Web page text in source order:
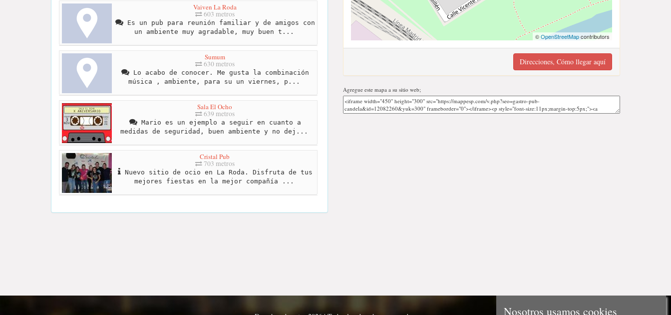
Vaiven La Roda
603 metros
Es un pub para reunión familiar y de amigos con
un ambiente muy agradable, muy buen t...
Sumum
630 metros
Lo acabo de conocer. Me gusta la combinación
música , ambiente, para su un viernes, p...
Sala El Ocho
639 metros
Mario es un ejemplo a seguir en cuanto a
medidas de seguridad, buen ambiente y no dej...
Cristal Pub
703 metros
Nuevo sitio de ocio en La Roda. Disfruta de tus
mejores fiestas en la mejor compañía ...
©OpenStreetMapcontributors
Direcciones, Cómo llegar aquí
Agregue este mapa a su sitio web;
Nosotros usamos cookies